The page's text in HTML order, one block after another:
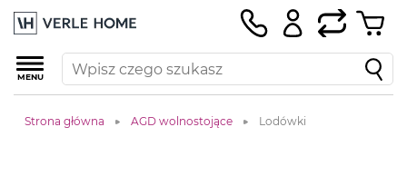
MENU
Strona główna AGD wolnostojące Lodówki